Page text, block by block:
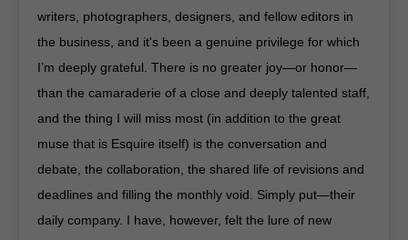
writers, photographers, designers, and fellow editors in
the business, and it's been a genuine privilege for which
I’m deeply grateful. There is no greater joy—or honor—
than the camaraderie of a close and deeply talented staff,
and the thing I will miss most (in addition to the great
muse that is Esquire itself) is the conversation and
debate, the collaboration, the shared life of revisions and
deadlines and filling the monthly void. Simply put—their
daily company. I have, however, felt the lure of new